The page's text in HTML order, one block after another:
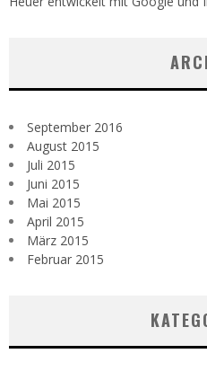
September 2016
August 2015
Juli 2015
Juni 2015
Mai 2015
April 2015
März 2015
Februar 2015